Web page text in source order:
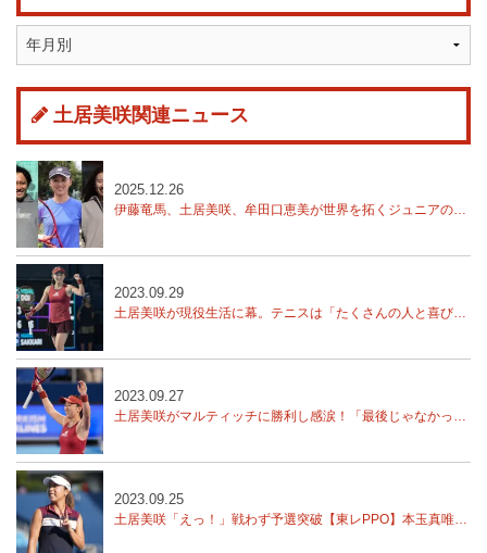
土居美咲関連ニュース
伊藤竜馬、土居美咲、牟田口恵美が世界を拓くジュニアの才能を支援する「SmartDrive Rising Stars Project」
2025.12.26
土居美咲が現役生活に幕。テニスは「たくさんの人と喜びを共有できる、凄く素晴らしいスポーツ」【東レPPO】
2023.09.29
土居美咲がマルティッチに勝利し感涙！「最後じゃなかった！」【東レPPO】
2023.09.27
土居美咲「えっ！」戦わず予選突破【東レPPO】本玉真唯、西郷里奈、川口夏実予選突破
2023.09.25